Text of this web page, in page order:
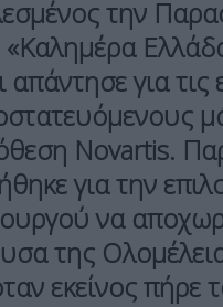
την
για τις
Novartis.
για την
να
της
εκείνος πήρε